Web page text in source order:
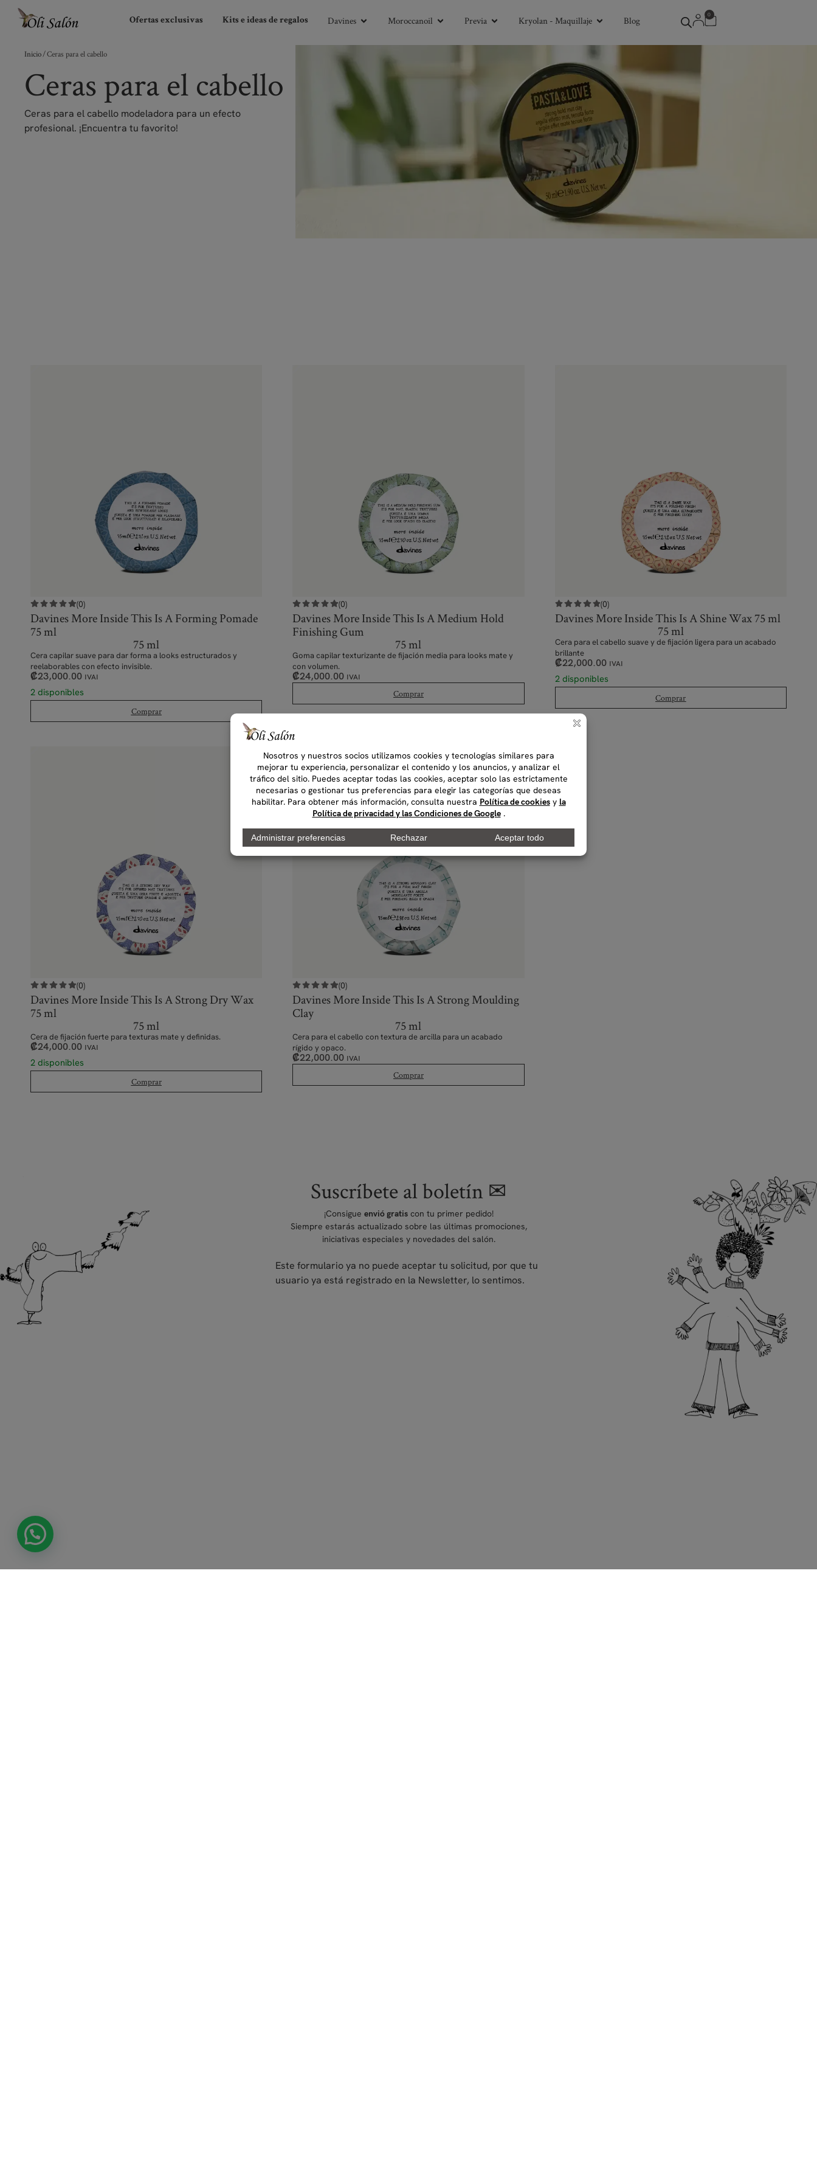
Ofertas exclusivas Kits e ideas de regalos Davines Moroccanoil Previa Kryolan - Maquillaje Blog
0
Inicio/ Ceras para el cabello
Ceras para el cabello
Ceras para el cabello modeladora para un efecto
profesional. ¡Encuentra tu favorito!
(0)
Davines More Inside This Is A Forming Pomade
75 ml
75 ml
Cera capilar suave para dar forma a looks estructurados y
reelaborables con efecto invisible.
₡23,000.00 IVAI
2 disponibles
Comprar
(0)
Davines More Inside This Is A Medium Hold
Finishing Gum
75 ml
Goma capilar texturizante de fijación media para looks mate y
con volumen.
₡24,000.00 IVAI
Comprar
(0)
Davines More Inside This Is A Shine Wax 75 ml
75 ml
Cera para el cabello suave y de fijación ligera para un acabado
brillante
₡22,000.00 IVAI
2 disponibles
Comprar
(0)
Davines More Inside This Is A Strong Dry Wax
75 ml
75 ml
Cera de fijación fuerte para texturas mate y definidas.
₡24,000.00 IVAI
2 disponibles
Comprar
(0)
Davines More Inside This Is A Strong Moulding
Clay
75 ml
Cera para el cabello con textura de arcilla para un acabado
rígido y opaco.
₡22,000.00 IVAI
Comprar
Suscríbete al boletín ✉
¡Consigue envió gratiscon tu primer pedido!
Siempre estarás actualizado sobre las últimas promociones,
iniciativas especiales y novedades del salón.
Este formulario ya no puede aceptar tu solicitud, por que tu
usuario ya está registrado en la Newsletter, lo sentimos.